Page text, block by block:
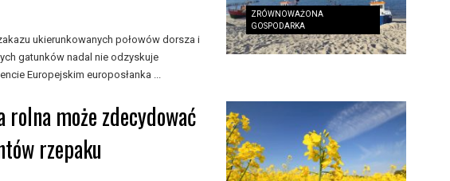
ZRÓWNOWAŻONA
GOSPODARKA
ukierunkowanych połowów dorsza i
gatunków nadal nie odzyskuje
Europejskim europosłanka ...
może zdecydować
rzepaku